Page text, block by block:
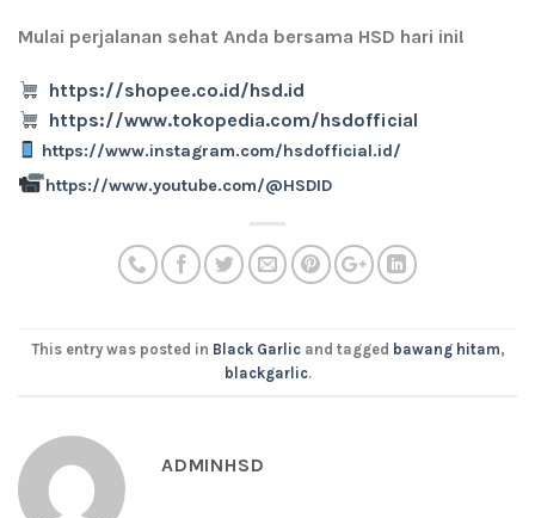
Mulai perjalanan sehat Anda bersama HSD hari ini!
https://shopee.co.id/hsd.id
https://www.tokopedia.com/hsdofficial
https://www.instagram.com/hsdofficial.id/
https://www.youtube.com/@HSDID
This entry was posted in Black Garlicand tagged bawang hitam,
blackgarlic.
ADMINHSD